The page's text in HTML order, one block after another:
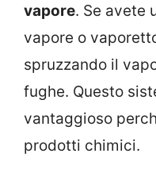
vapore. Se avete
vapore o
spruzzando il
fughe. Questo
vantaggioso
prodotti chimici.